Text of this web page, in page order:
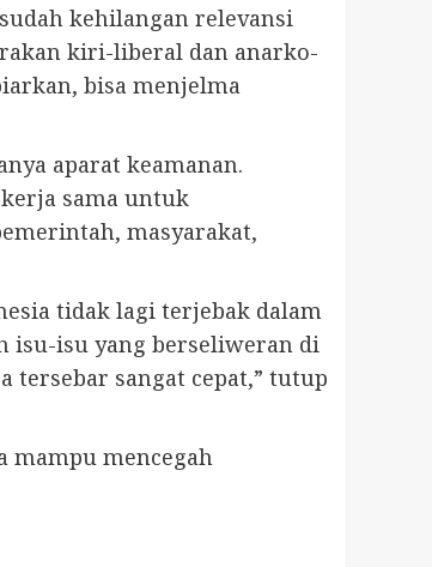
kehilangan relevansi
kiri-liberal dan anarko-
bisa menjelma
aparat keamanan.
sama untuk
masyarakat,
tidak lagi terjebak dalam
isu-isu yang berseliweran di
tersebar sangat cepat,” tutup
mampu mencegah